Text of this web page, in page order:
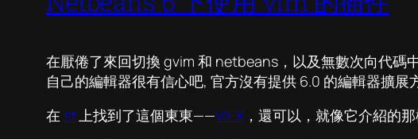
在厭倦了來回切換 gvim 和 netbeans，以及無數次向代
自己的編輯器很有信心吧, 官方沒有提供 6.0 的編輯器擴展
在 sf上找到了這個東東——VIEX ，還可以，就像它介紹的